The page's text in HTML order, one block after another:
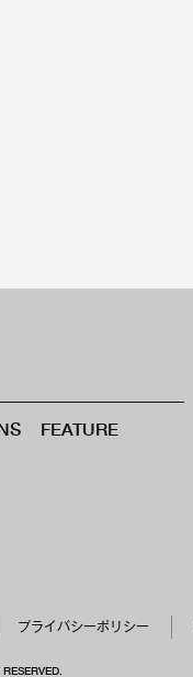
FEATURE
プライバシーポリシー